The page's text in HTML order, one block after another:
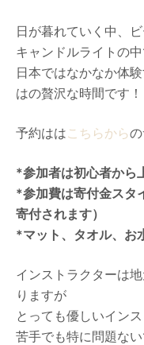
日が暮れていく中、
キャンドルライトの中
日本ではなかなか体
はの贅沢な時間です！
予約ははこちらから
*参加者は初心者から
*参加費は寄付金スタ
寄付されます）
*マット、タオル、お
インストラクターは
りますが
とっても優しいイン
苦手でも特に問題な